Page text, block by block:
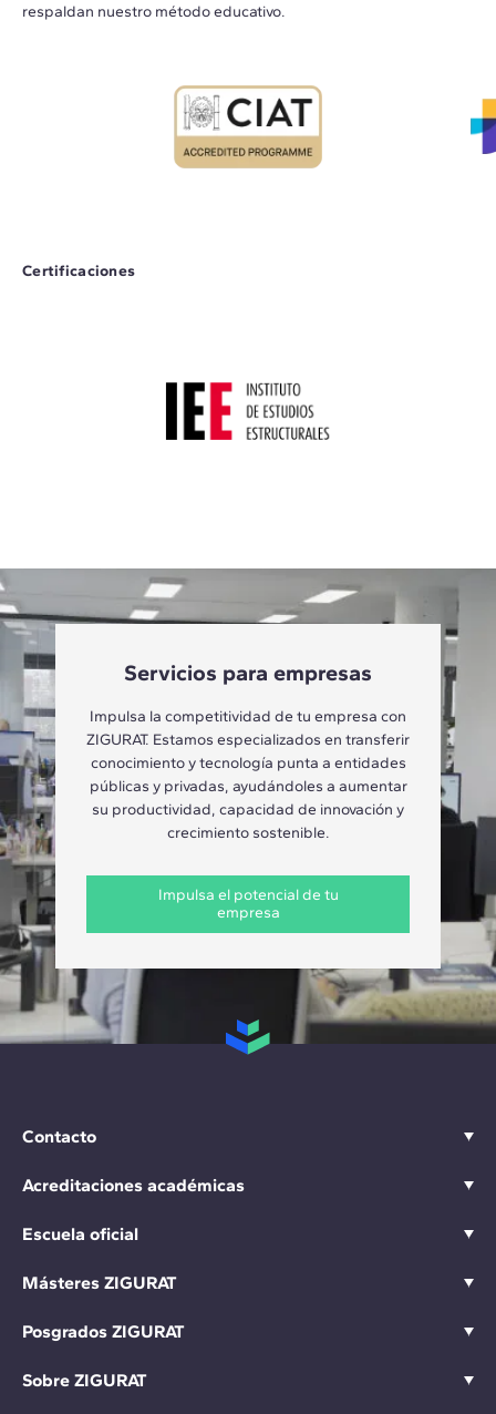
respaldan nuestro método educativo.
Certificaciones
Servicios para empresas
Impulsa la competitividad de tu empresa con
ZIGURAT. Estamos especializados en transferir
conocimiento y tecnología punta a entidades
públicas y privadas, ayudándoles a aumentar
su productividad, capacidad de innovación y
crecimiento sostenible.
Impulsa el potencial de tu
empresa
Contacto
Acreditaciones académicas
Escuela oficial
Másteres ZIGURAT
Posgrados ZIGURAT
Sobre ZIGURAT